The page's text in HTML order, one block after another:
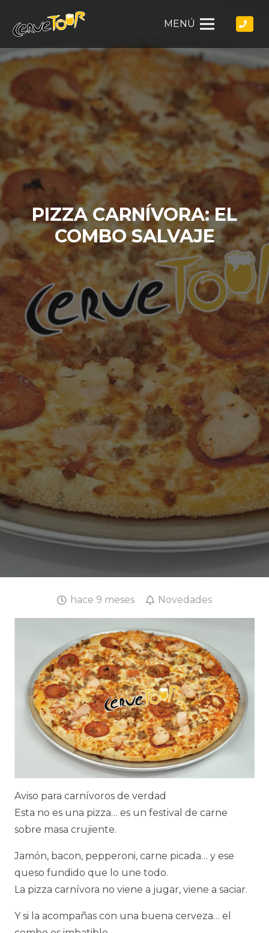
MENÚ
PIZZA CARNÍVORA: EL
COMBO SALVAJE
hace 9 meses Novedades
Aviso para carnívoros de verdad
Esta no es una pizza… es un festival de carne
sobre masa crujiente.
Jamón, bacon, pepperoni, carne picada… y ese
queso fundido que lo une todo.
La pizza carnívora no viene a jugar, viene a saciar.
Y si la acompañas con una buena cerveza… el